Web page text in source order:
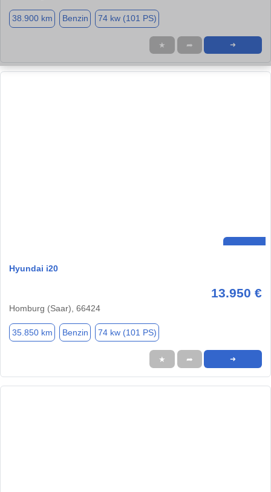
38.900 km Benzin 74 kw (101 PS)
★ ➦ ➜
Hyundai i20
13.950 €
Homburg (Saar), 66424
35.850 km Benzin 74 kw (101 PS)
★ ➦ ➜